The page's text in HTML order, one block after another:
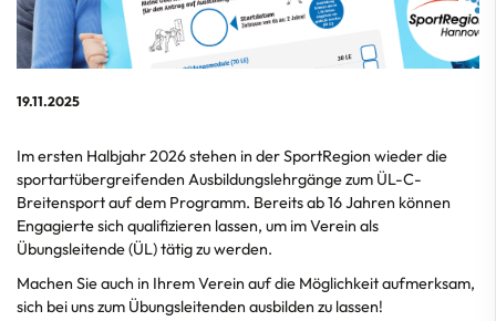
19.11.2025
Im ersten Halbjahr 2026 stehen in der SportRegion wieder die
sportartübergreifenden Ausbildungslehrgänge zum ÜL-C-
Breitensport auf dem Programm. Bereits ab 16 Jahren können
Engagierte sich qualifizieren lassen, um im Verein als
Übungsleitende (ÜL) tätig zu werden.
Machen Sie auch in Ihrem Verein auf die Möglichkeit aufmerksam,
sich bei uns zum Übungsleitenden ausbilden zu lassen!